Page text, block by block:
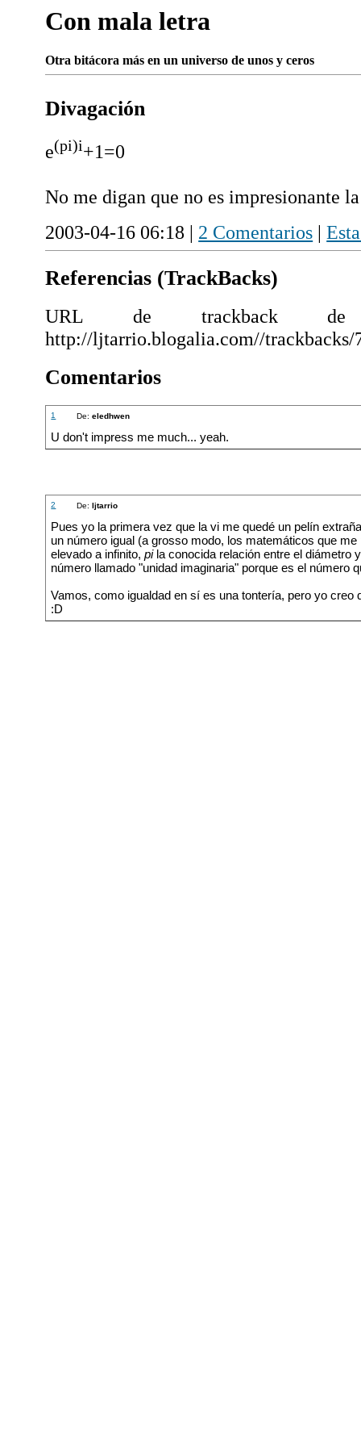
Con mala letra
Otra bitácora más en un universo de unos y ceros
Divagación
e(pi)i+1=0
No me digan que no es impresionante
2003-04-16 06:18 | 2 Comentarios |
Referencias (TrackBacks)
URL de trackback de
http://ljtarrio.blogalia.com//trackbacks/
Comentarios
1 De:eledhwen
U don't impress me much... yeah.
2 De:ljtarrio
Pues yo la primera vez que la vi me quedé un pelín
un número igual (a grosso modo, los matemáticos que
elevado a infinito,pila conocida relación entre el diámetro
número llamado "unidad imaginaria" porque es el número
Vamos, como igualdad en sí es una tontería, pero yo creo
:D